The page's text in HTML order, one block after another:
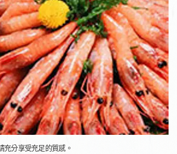
充分享受充足的質感。